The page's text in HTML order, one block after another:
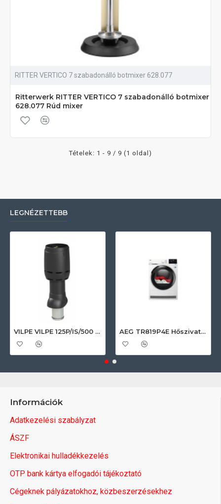
RITTER VERTICO 7 szabadonálló botmixer 628.077
Ritterwerk RITTER VERTICO 7 szabadonálló botmixer
628.077 Rúd mixer
Tételek: 1 - 9 / 9 (1 oldal)
LEGNÉZETTEBB
VILPE VILPE 125P/IS/500 FLOW tetőszellőző, fekete Szellőztető ventilátor tartozékok AEG TR819P4E Hőszivattyús szárítógép
Információk
Adatkezelési szabályzat
ÁSZF
Elektronikai hulladékkezelés
OTP bank kártya elfogadói tájékoztató
Cégeknek pályázatokhoz, közbeszerzésekhez